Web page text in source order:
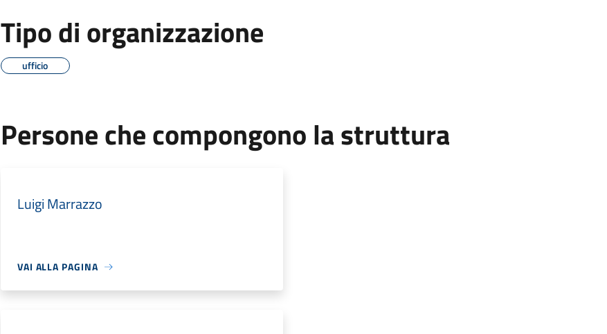
Tipo di organizzazione
ufficio
Persone che compongono la struttura
Luigi Marrazzo
VAI ALLA PAGINA